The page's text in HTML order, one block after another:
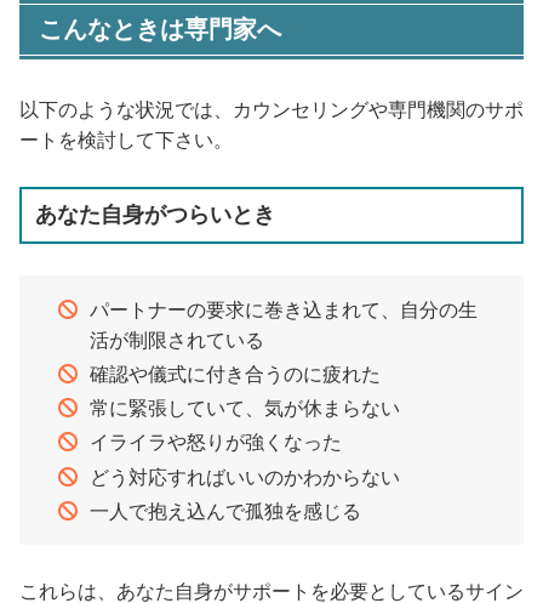
こんなときは専門家へ
以下のような状況では、カウンセリングや専門機関のサポ
ートを検討して下さい。
あなた自身がつらいとき
パートナーの要求に巻き込まれて、自分の生
活が制限されている
確認や儀式に付き合うのに疲れた
常に緊張していて、気が休まらない
イライラや怒りが強くなった
どう対応すればいいのかわからない
一人で抱え込んで孤独を感じる
これらは、あなた自身がサポートを必要としているサイン